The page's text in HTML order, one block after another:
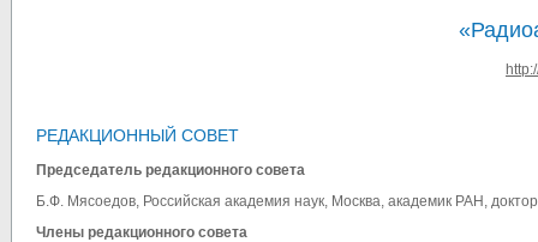
РЕДАКЦИОННЫЙ СОВЕТ
Председатель редакционного совета
Б.Ф. Мясоедов, Российская академия наук, Москва, академик РАН,
Члены редакционного совета